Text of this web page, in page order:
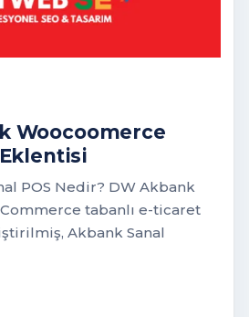
Woocoomerce
POS Nedir? DW Akbank
tabanlı e-ticaret
Akbank Sanal